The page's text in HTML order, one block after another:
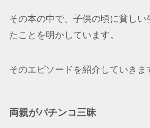
その本の中で、子供の頃に貧しい
たことを明かしています。
そのエピソードを紹介していきま
両親がパチンコ三昧